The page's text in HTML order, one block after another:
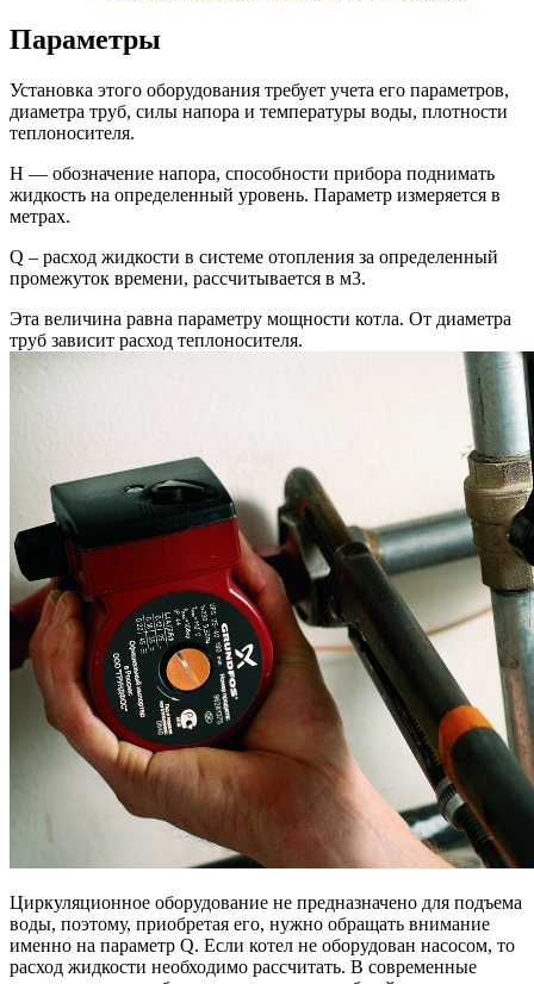
Параметры
Установка этого оборудования требует учета его параметров,
диаметра труб, силы напора и температуры воды, плотности
теплоносителя.
Н — обозначение напора, способности прибора поднимать
жидкость на определенный уровень. Параметр измеряется в
метрах.
Q – расход жидкости в системе отопления за определенный
промежуток времени, рассчитывается в м3.
Эта величина равна параметру мощности котла. От диаметра
труб зависит расход теплоносителя.
Циркуляционное оборудование не предназначено для подъема
воды, поэтому, приобретая его, нужно обращать внимание
именно на параметр Q. Если котел не оборудован насосом, то
расход жидкости необходимо рассчитать. В современные